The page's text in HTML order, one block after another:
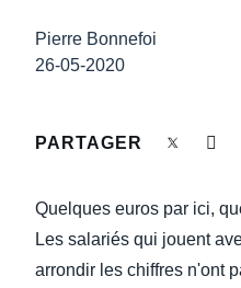
DEVOIR DE PROTECTION
FRAIS DE DÉPLACEMENT
Pierre Bonnefoi
26-05-2020
PARTAGER
Quelques euros par ici,
Les salariés qui jouent
arrondir les chiffres n'ont